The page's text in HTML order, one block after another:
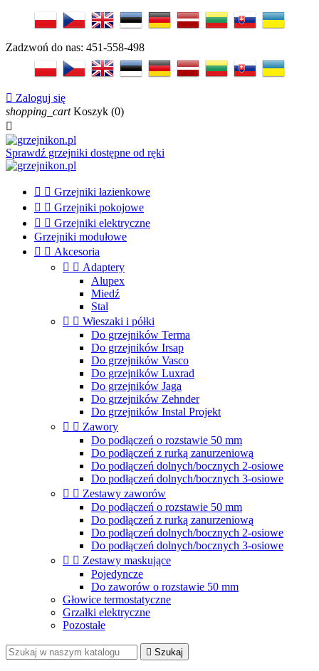
Zadzwoń do nas: 451-558-498
 Zaloguj się
shopping_cart Koszyk (0)

Sprawdź grzejniki dostępne od ręki
  Grzejniki łazienkowe
  Grzejniki pokojowe
  Grzejniki elektryczne
Grzejniki modułowe
  Akcesoria
  Adaptery
Alupex
Miedź
Stal
  Wieszaki i półki
Do grzejników Terma
Do grzejników Irsap
Do grzejników Vasco
Do grzejników Luxrad
Do grzejników Jaga
Do grzejników Zehnder
Do grzejników Instal Projekt
  Zawory
Do podłączeń o rozstawie 50 mm
Do podłączeń z rurką zanurzeniową
Do podłączeń dolnych/bocznych 2-osiowe
Do podłączeń dolnych/bocznych 3-osiowe
  Zestawy zaworów
Do podłączeń o rozstawie 50 mm
Do podłączeń z rurką zanurzeniową
Do podłączeń dolnych/bocznych 2-osiowe
Do podłączeń dolnych/bocznych 3-osiowe
  Zestawy maskujące
Pojedyncze
Do zaworów o rozstawie 50 mm
Głowice termostatyczne
Grzałki elektryczne
Pozostałe
 Szukaj